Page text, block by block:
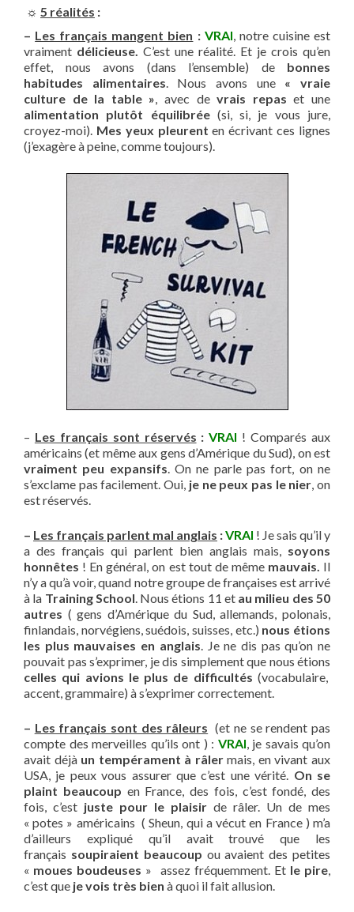
☼ 5 réalités :
– Les français mangent bien : VRAI, notre cuisine est
vraiment délicieuse. C’est une réalité. Et je crois qu’en
effet, nous avons (dans l’ensemble) de bonnes
habitudes alimentaires. Nous avons une « vraie
culture de la table », avec devrais repas et une
alimentation plutôt équilibrée(si, si, je vous jure,
croyez-moi). Mes yeux pleurent en écrivant ces lignes
(j’exagère à peine, comme toujours).
– Les français sont réservés :VRAI ! Comparés aux
américains (et même aux gens d’Amérique du Sud), on est
vraiment peu expansifs. On ne parle pas fort, on ne
s’exclame pas facilement. Oui, je ne peux pas le nier, on
est réservés.
– Les français parlent mal anglais :VRAI ! Je sais qu’il y
a des français qui parlent bien anglais mais, soyons
honnêtes ! En général, on est tout de même mauvais. Il
n’y a qu’à voir, quand notre groupe de françaises est arrivé
à la Training School. Nous étions 11 et au milieu des 50
autres ( gens d’Amérique du Sud, allemands, polonais,
finlandais, norvégiens, suédois, suisses, etc.) nous étions
les plus mauvaises en anglais. Je ne dis pas qu’on ne
pouvait pas s’exprimer, je dis simplement que nous étions
celles qui avions le plus de difficultés (vocabulaire,
accent, grammaire) à s’exprimer correctement.
– Les français sont des râleurs (et ne se rendent pas
compte des merveilles qu’ils ont ) : VRAI, je savais qu’on
avait déjà un tempérament à râlermais, en vivant aux
USA, je peux vous assurer que c’est une vérité. On se
plaint beaucoup en France, des fois, c’est fondé, des
fois, c’est juste pour le plaisir de râler. Un de mes
« potes » américains ( Sheun, qui a vécut en France ) m’a
d’ailleurs expliqué qu’il avait trouvé que les
français soupiraient beaucoup ou avaient des petites
« moues boudeuses » assez fréquemment. Et le pire,
c’est que je vois très bien à quoi il fait allusion.